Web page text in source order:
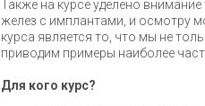
Также на курсе уделено
желез с имплантами, и осмотру
курса является то, что мы не
приводим примеры наиболее
Для кого курс?